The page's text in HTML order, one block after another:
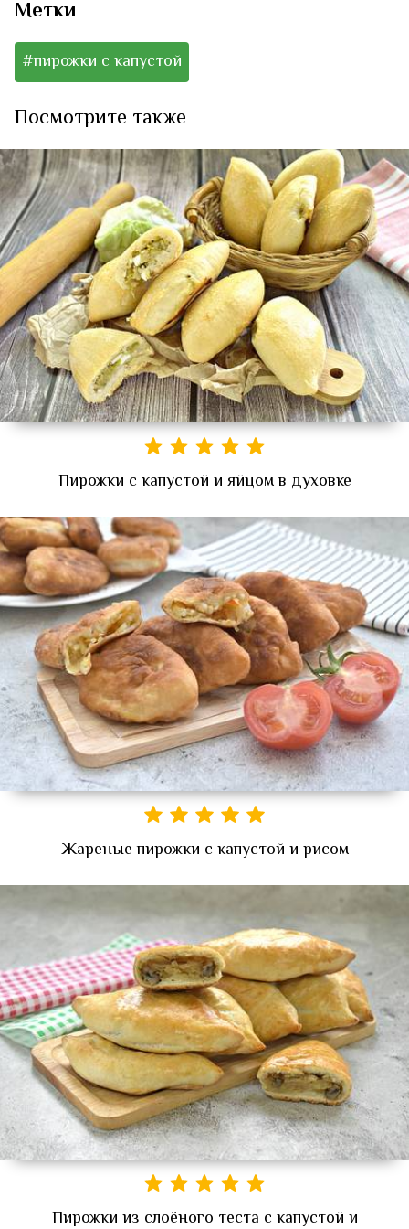
Метки
#пирожки с капустой
Посмотрите также
Пирожки с капустой и яйцом в духовке
Жареные пирожки с капустой и рисом
Пирожки из слоёного теста с капустой и